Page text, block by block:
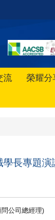
流 榮耀分
長專題
公司總經理)